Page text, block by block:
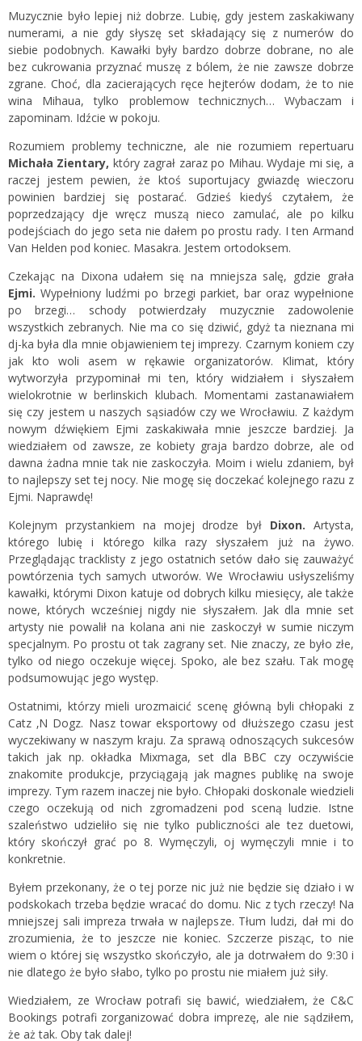
Muzycznie było lepiej niż dobrze. Lubię, gdy jestem zaskakiwany
numerami, a nie gdy słyszę set składający się z numerów do
siebie podobnych. Kawałki były bardzo dobrze dobrane, no ale
bez cukrowania przyznać muszę z bólem, że nie zawsze dobrze
zgrane. Choć, dla zacierających ręce hejterów dodam, że to nie
wina Mihaua, tylko problemow technicznych… Wybaczam i
zapominam. Idźcie w pokoju.
Rozumiem problemy techniczne, ale nie rozumiem repertuaru
Michała Zientary, który zagrał zaraz po Mihau. Wydaje mi się, a
raczej jestem pewien, że ktoś suportujacy gwiazdę wieczoru
powinien bardziej się postarać. Gdzieś kiedyś czytałem, że
poprzedzający dje wręcz muszą nieco zamulać, ale po kilku
podejściach do jego seta nie dałem po prostu rady. I ten Armand
Van Helden pod koniec. Masakra. Jestem ortodoksem.
Czekając na Dixona udałem się na mniejsza salę, gdzie grała
Ejmi. Wypełniony ludźmi po brzegi parkiet, bar oraz wypełnione
po brzegi… schody potwierdzały muzycznie zadowolenie
wszystkich zebranych. Nie ma co się dziwić, gdyż ta nieznana mi
dj-ka była dla mnie objawieniem tej imprezy. Czarnym koniem czy
jak kto woli asem w rękawie organizatorów. Klimat, który
wytworzyła przypominał mi ten, który widziałem i słyszałem
wielokrotnie w berlinskich klubach. Momentami zastanawiałem
się czy jestem u naszych sąsiadów czy we Wrocławiu. Z każdym
nowym dźwiękiem Ejmi zaskakiwała mnie jeszcze bardziej. Ja
wiedziałem od zawsze, ze kobiety graja bardzo dobrze, ale od
dawna żadna mnie tak nie zaskoczyła. Moim i wielu zdaniem, był
to najlepszy set tej nocy. Nie mogę się doczekać kolejnego razu z
Ejmi. Naprawdę!
Kolejnym przystankiem na mojej drodze był Dixon. Artysta,
którego lubię i którego kilka razy słyszałem już na żywo.
Przeglądając tracklisty z jego ostatnich setów dało się zauważyć
powtórzenia tych samych utworów. We Wrocławiu usłyszeliśmy
kawałki, którymi Dixon katuje od dobrych kilku miesięcy, ale także
nowe, których wcześniej nigdy nie słyszałem. Jak dla mnie set
artysty nie powalił na kolana ani nie zaskoczył w sumie niczym
specjalnym. Po prostu ot tak zagrany set. Nie znaczy, ze było złe,
tylko od niego oczekuje więcej. Spoko, ale bez szału. Tak mogę
podsumowując jego występ.
Ostatnimi, którzy mieli urozmaicić scenę główną byli chłopaki z
Catz ‚N Dogz. Nasz towar eksportowy od dłuższego czasu jest
wyczekiwany w naszym kraju. Za sprawą odnoszących sukcesów
takich jak np. okładka Mixmaga, set dla BBC czy oczywiście
znakomite produkcje, przyciągają jak magnes publikę na swoje
imprezy. Tym razem inaczej nie było. Chłopaki doskonale wiedzieli
czego oczekują od nich zgromadzeni pod sceną ludzie. Istne
szaleństwo udzieliło się nie tylko publiczności ale tez duetowi,
który skończył grać po 8. Wymęczyli, oj wymęczyli mnie i to
konkretnie.
Byłem przekonany, że o tej porze nic już nie będzie się działo i w
podskokach trzeba będzie wracać do domu. Nic z tych rzeczy! Na
mniejszej sali impreza trwała w najlepsze. Tłum ludzi, dał mi do
zrozumienia, że to jeszcze nie koniec. Szczerze pisząc, to nie
wiem o której się wszystko skończyło, ale ja dotrwałem do 9:30 i
nie dlatego że było słabo, tylko po prostu nie miałem już siły.
Wiedziałem, ze Wrocław potrafi się bawić, wiedziałem, że C&C
Bookings potrafi zorganizować dobra imprezę, ale nie sądziłem,
że aż tak. Oby tak dalej!